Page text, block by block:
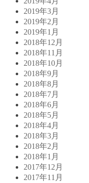
2019年3月
2019年2月
2019年1月
2018年12月
2018年11月
2018年10月
2018年9月
2018年8月
2018年7月
2018年6月
2018年5月
2018年4月
2018年3月
2018年2月
2018年1月
2017年12月
2017年11月